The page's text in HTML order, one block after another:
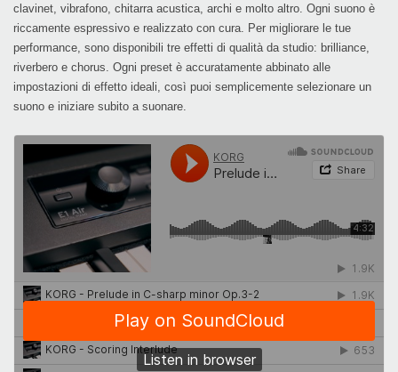
clavinet, vibrafono, chitarra acustica, archi e molto altro. Ogni suono è
riccamente espressivo e realizzato con cura. Per migliorare le tue
performance, sono disponibili tre effetti di qualità da studio: brilliance,
riverbero e chorus. Ogni preset è accuratamente abbinato alle
impostazioni di effetto ideali, così puoi semplicemente selezionare un
suono e iniziare subito a suonare.